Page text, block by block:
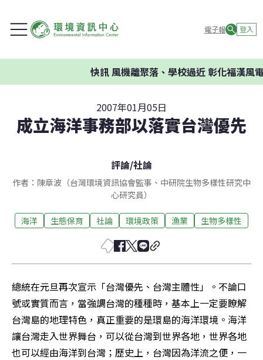
電子報 登入
快訊風機離聚落、學校過近 彰化福漢風電
2007年01月05日
成立海洋事務部以落實台灣優先
評論/社論
作者：陳章波（台灣環境資訊協會監事、中研院生物多樣性研究中
心研究員）
海洋 生態保育 社論 環境政策 漁業 生物多樣性
總統在元旦再次宣示「台灣優先、台灣主體性」。不論口
號或實質而言，當強調台灣的種種時，基本上一定要瞭解
台灣島的地理特色，真正重要的是環島的海洋環境。海洋
讓台灣走入世界舞台，可以從台灣到世界各地，世界各地
也可以經由海洋到台灣；歷史上，台灣因為洋流之便，一